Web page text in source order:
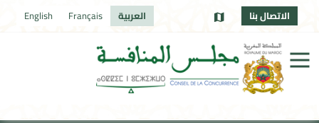
الاتصال بنا العربية Français
English